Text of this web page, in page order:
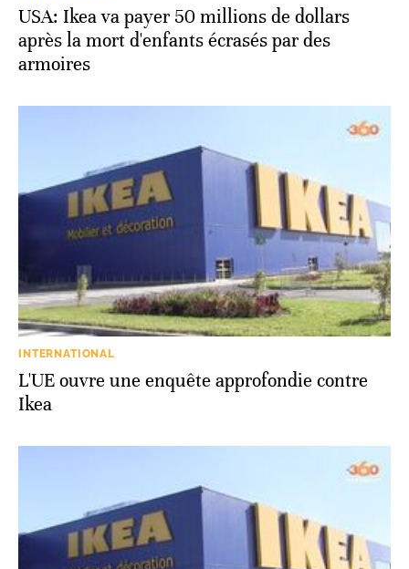
USA: Ikea va payer 50 millions de dollars
après la mort d'enfants écrasés par des
armoires
INTERNATIONAL
L'UE ouvre une enquête approfondie contre
Ikea